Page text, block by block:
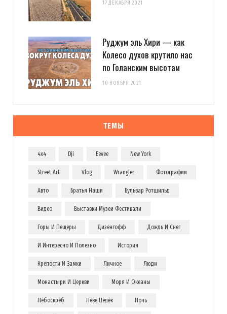
17 ДЕКАБРЯ 2021
Руджум эль Хири — как
Колесо духов крутило нас
по Голанским высотам
10 НОЯБРЯ 2021
ТЕМЫ
4x4 Dji Eevee New York
Street Art Vlog Wrangler Фотографии
Авто Братья Наши Бульвар Ротшильд
Видео Выставки Музеи Фестивали
Горы И Пещеры Дизенгофф Дождь И Снег
И Интересно И Полезно История
Крепости И Замки Личное Люди
Монастыри И Церкви Моря И Океаны
Небоскреб Неве Цедек Ночь